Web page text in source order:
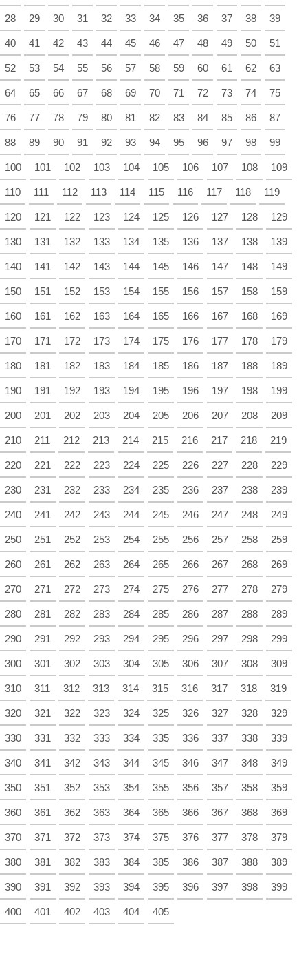
28 29 30 31 32 33 34 35 36 37 38 39
40 41 42 43 44 45 46 47 48 49 50 51
52 53 54 55 56 57 58 59 60 61 62 63
64 65 66 67 68 69 70 71 72 73 74 75
76 77 78 79 80 81 82 83 84 85 86 87
88 89 90 91 92 93 94 95 96 97 98 99
100 101 102 103 104 105 106 107 108 109
110 111 112 113 114 115 116 117 118 119
120 121 122 123 124 125 126 127 128 129
130 131 132 133 134 135 136 137 138 139
140 141 142 143 144 145 146 147 148 149
150 151 152 153 154 155 156 157 158 159
160 161 162 163 164 165 166 167 168 169
170 171 172 173 174 175 176 177 178 179
180 181 182 183 184 185 186 187 188 189
190 191 192 193 194 195 196 197 198 199
200 201 202 203 204 205 206 207 208 209
210 211 212 213 214 215 216 217 218 219
220 221 222 223 224 225 226 227 228 229
230 231 232 233 234 235 236 237 238 239
240 241 242 243 244 245 246 247 248 249
250 251 252 253 254 255 256 257 258 259
260 261 262 263 264 265 266 267 268 269
270 271 272 273 274 275 276 277 278 279
280 281 282 283 284 285 286 287 288 289
290 291 292 293 294 295 296 297 298 299
300 301 302 303 304 305 306 307 308 309
310 311 312 313 314 315 316 317 318 319
320 321 322 323 324 325 326 327 328 329
330 331 332 333 334 335 336 337 338 339
340 341 342 343 344 345 346 347 348 349
350 351 352 353 354 355 356 357 358 359
360 361 362 363 364 365 366 367 368 369
370 371 372 373 374 375 376 377 378 379
380 381 382 383 384 385 386 387 388 389
390 391 392 393 394 395 396 397 398 399
400 401 402 403 404 405